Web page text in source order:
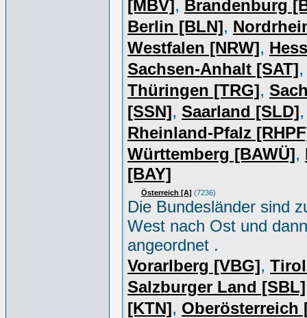
[MBV], Brandenburg
Berlin [BLN],
Westfalen [NRW],
Sachsen-Anhalt [SAT],
Thüringen [TRG],
[SSN], Saarland [SLD],
Rheinland-Pfalz
Württemberg [BAWÜ],
[BAY]
Österreich [A] (7236)
Die Bundesländer sind
West nach Ost und
angeordnet .
Vorarlberg [VBG],
Salzburger Land [SBL]
[KTN], Oberösterreich